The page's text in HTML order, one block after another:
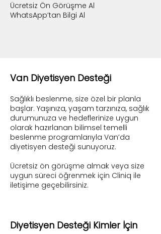
Ücretsiz Ön Görüşme Al
WhatsApp’tan Bilgi Al
Van Diyetisyen Desteği
Sağlıklı beslenme, size özel bir planla
başlar. Yaşınıza, yaşam tarzınıza, sağlık
durumunuza ve hedeflerinize uygun
olarak hazırlanan bilimsel temelli
beslenme programlarıyla Van’da
diyetisyen desteği sunuyoruz.
Ücretsiz ön görüşme almak veya size
uygun süreci öğrenmek için Cliniq ile
iletişime geçebilirsiniz.
Diyetisyen Desteği Kimler İçin